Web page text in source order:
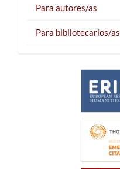
Para autores/as
Para bibliotecarios/as